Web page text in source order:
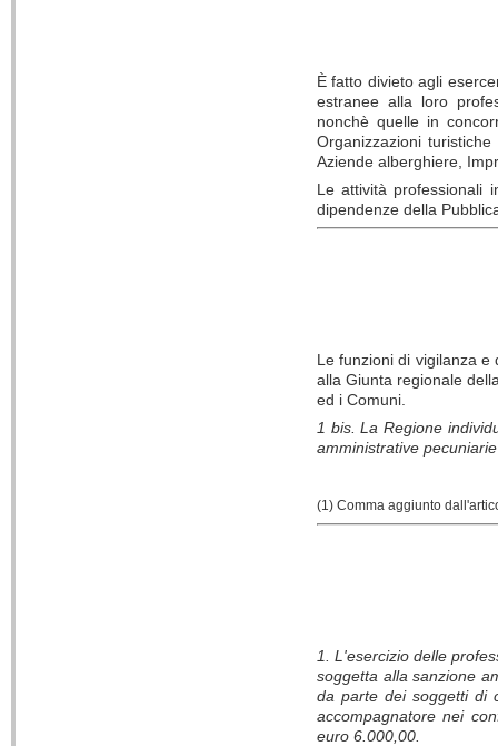
È fatto divieto agli
estranee alla loro
nonchè quelle in
Organizzazioni
Aziende alberghiere,
Le attività professionali
dipendenze della
Le funzioni di vigilanza
alla Giunta regionale
ed i Comuni.
1 bis. La Regione
amministrative
(1) Comma aggiunto
1. L'esercizio delle
soggetta alla sanzione
da parte dei soggetti di
accompagnatore nei
euro 6.000,00.